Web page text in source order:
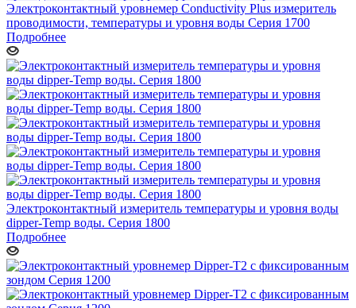
Электроконтактный уровнемер Conductivity Plus измеритель
проводимости, температуры и уровня воды Серия 1700
Подробнее
Электроконтактный измеритель температуры и уровня воды
dipper-Temp воды. Серия 1800
Подробнее